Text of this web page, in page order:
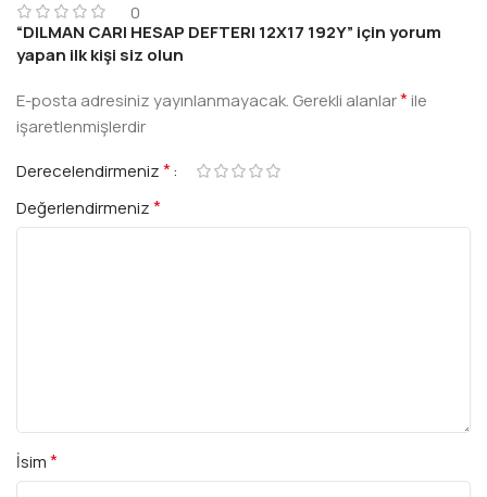
0
“DILMAN CARI HESAP DEFTERI 12X17 192Y” için yorum
yapan ilk kişi siz olun
E-posta adresiniz yayınlanmayacak. Gerekli alanlar*ile
işaretlenmişlerdir
Derecelendirmeniz*
Değerlendirmeniz*
İsim*